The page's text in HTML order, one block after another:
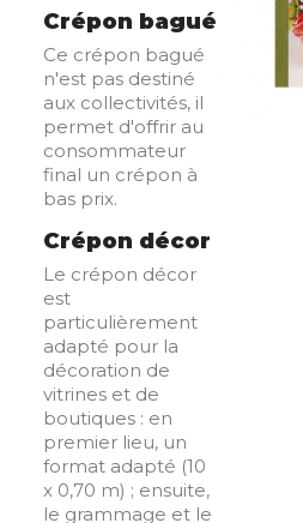
Crépon bagué
Ce crépon bagué
n'est pas destiné
aux collectivités, il
permet d'offrir au
consommateur
final un crépon à
bas prix.
Crépon décor
Le crépon décor
est
particulièrement
adapté pour la
décoration de
vitrines et de
boutiques : en
premier lieu, un
format adapté (10
x 0,70 m) ; ensuite,
le grammage et le